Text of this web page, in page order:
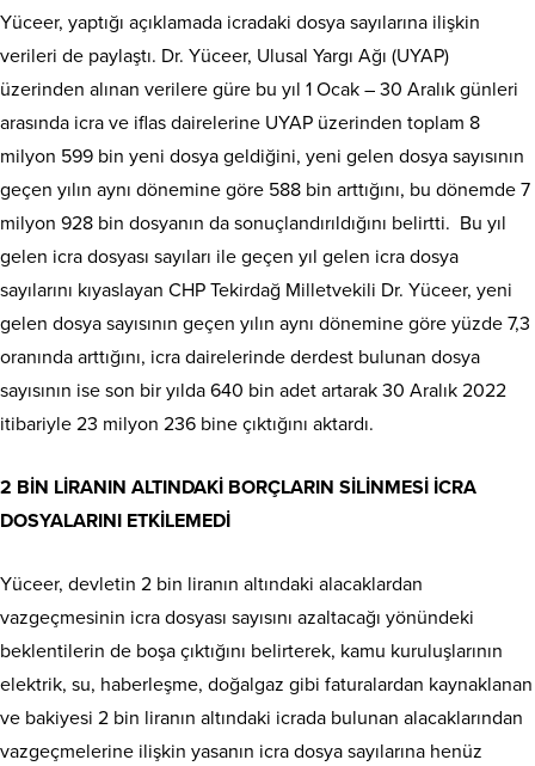
Yüceer, yaptığı açıklamada icradaki dosya sayılarına ilişkin
verileri de paylaştı. Dr. Yüceer, Ulusal Yargı Ağı (UYAP)
üzerinden alınan verilere güre bu yıl 1 Ocak – 30 Aralık günleri
arasında icra ve iflas dairelerine UYAP üzerinden toplam 8
milyon 599 bin yeni dosya geldiğini, yeni gelen dosya sayısının
geçen yılın aynı dönemine göre 588 bin arttığını, bu dönemde 7
milyon 928 bin dosyanın da sonuçlandırıldığını belirtti. Bu yıl
gelen icra dosyası sayıları ile geçen yıl gelen icra dosya
sayılarını kıyaslayan CHP Tekirdağ Milletvekili Dr. Yüceer, yeni
gelen dosya sayısının geçen yılın aynı dönemine göre yüzde 7,3
oranında arttığını, icra dairelerinde derdest bulunan dosya
sayısının ise son bir yılda 640 bin adet artarak 30 Aralık 2022
itibariyle 23 milyon 236 bine çıktığını aktardı.
2 BİN LİRANIN ALTINDAKİ BORÇLARIN SİLİNMESİ İCRA
DOSYALARINI ETKİLEMEDİ
Yüceer, devletin 2 bin liranın altındaki alacaklardan
vazgeçmesinin icra dosyası sayısını azaltacağı yönündeki
beklentilerin de boşa çıktığını belirterek, kamu kuruluşlarının
elektrik, su, haberleşme, doğalgaz gibi faturalardan kaynaklanan
ve bakiyesi 2 bin liranın altındaki icrada bulunan alacaklarından
vazgeçmelerine ilişkin yasanın icra dosya sayılarına henüz